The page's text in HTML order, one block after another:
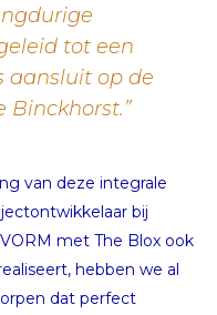
tot een
aansluit op de
Binckhorst.”
van deze integrale
bij
met The Blox ook
hebben we al
dat perfect